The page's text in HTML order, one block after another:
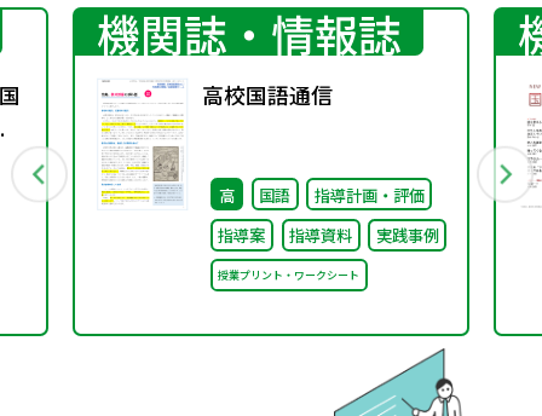
機関誌・情報誌
高校国語通信
高 国語
指導計画・評価
指導案
指導資料 実践事例
授業プリント・ワークシート